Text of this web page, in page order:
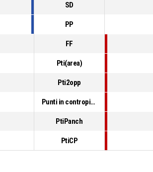
SD
PP
FF
Pti(area)
Pti2opp
Punti in contropiede
PtiPanch
PtiCP